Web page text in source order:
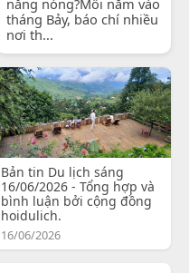
tháng Bảy, báo chí nhiều
nơi th...
Bản tin Du lịch sáng
16/06/2026 - Tổng hợp và
bình luận bởi cộng đồng
hoidulich.
16/06/2026